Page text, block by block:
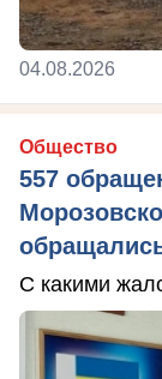
04.08.2026
Общество
557
С какими